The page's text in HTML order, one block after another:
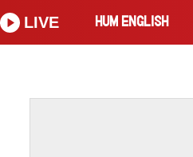
HUM ENGLISH
LIVE